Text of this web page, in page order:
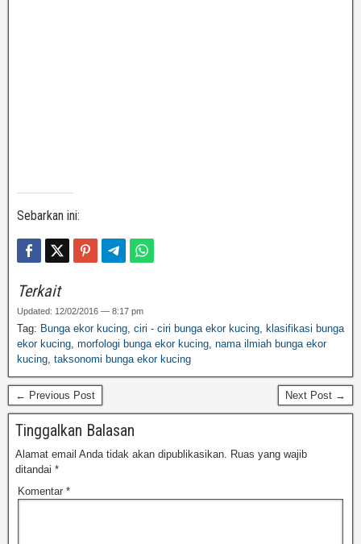
Sebarkan ini:
Terkait
Updated: 12/02/2016 — 8:17 pm
Tag: Bunga ekor kucing ciri - ciri bunga ekor kucing
klasifikasi bunga
ekor kucing morfologi bunga ekor kucing nama ilmiah bunga ekor
kucing taksonomi bunga ekor kucing
← Previous Post Next Post →
Tinggalkan Balasan
Alamat email Anda tidak akan dipublikasikan.
Ruas yang wajib
ditandai *
Komentar *